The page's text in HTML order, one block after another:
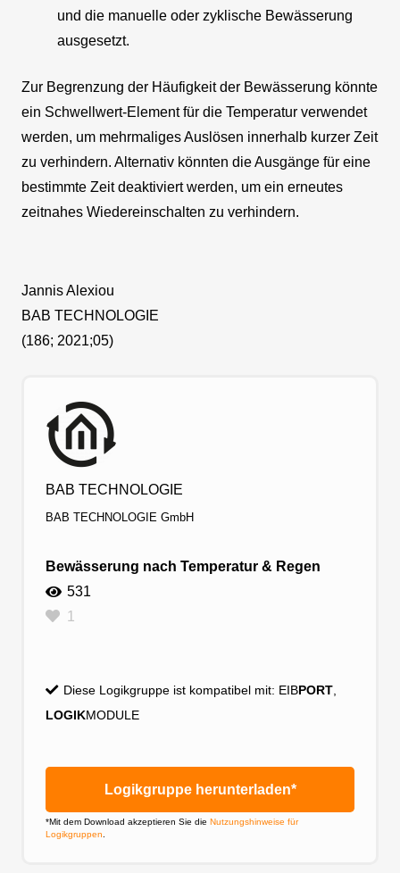
und die manuelle oder zyklische Bewässerung
ausgesetzt.
Zur Begrenzung der Häufigkeit der Bewässerung könnte
ein Schwellwert-Element für die Temperatur verwendet
werden, um mehrmaliges Auslösen innerhalb kurzer Zeit
zu verhindern. Alternativ könnten die Ausgänge für eine
bestimmte Zeit deaktiviert werden, um ein erneutes
zeitnahes Wiedereinschalten zu verhindern.
Jannis Alexiou
BAB TECHNOLOGIE
(186; 2021;05)
BAB TECHNOLOGIE
BAB TECHNOLOGIE GmbH
Bewässerung nach Temperatur & Regen
531
1
Diese Logikgruppe ist kompatibel mit: EIBPORT,
LOGIKMODULE
Logikgruppe herunterladen*
*Mit dem Download akzeptieren Sie die Nutzungshinweise für
Logikgruppen.